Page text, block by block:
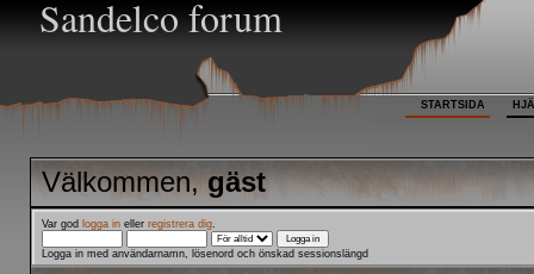
Sandelco forum
STARTSIDA
Välkommen,gäst
Var god logga ineller registrera dig.
Logga in med användarnamn, lösenord och önskad sessionslängd